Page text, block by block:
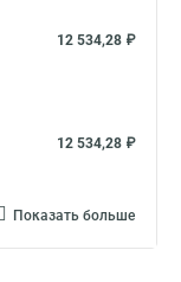
12 534,28 ₽
12 534,28 ₽
Показать больше